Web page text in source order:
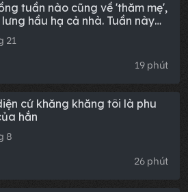
tuần nào cũng về 'thăm mẹ',
hầu hạ cả nhà. Tuần này
đứa cháu gái vừa gặm
hỏi: 'Mợ ơi, bố cháu bảo mợ gả
là để hầu hạ nhà cháu, sao
21
19 phút
cứ khăng khăng tôi là phu
hắn
8
26 phút